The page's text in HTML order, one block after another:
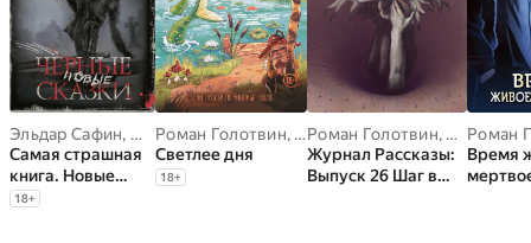
Эльдар Сафин, Майк Гелприн,Александр Подольский,Ирина
Самая страшная
книга. Новые
черные сказки
18+
Роман Голотвин, Ирина Родионова, Андрей
Светлее дня
18+
Роман Голотвин, Светлана
Журнал Рассказы:
Выпуск 26 Шаг в
Роман
Время